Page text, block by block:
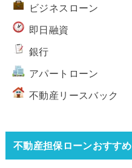
ビジネスローン
即日融資
銀行
アパートローン
不動産リースバック
不動産担保ローンおすすめ